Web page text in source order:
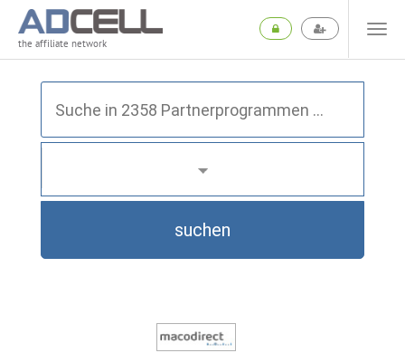
the affiliate network
suchen